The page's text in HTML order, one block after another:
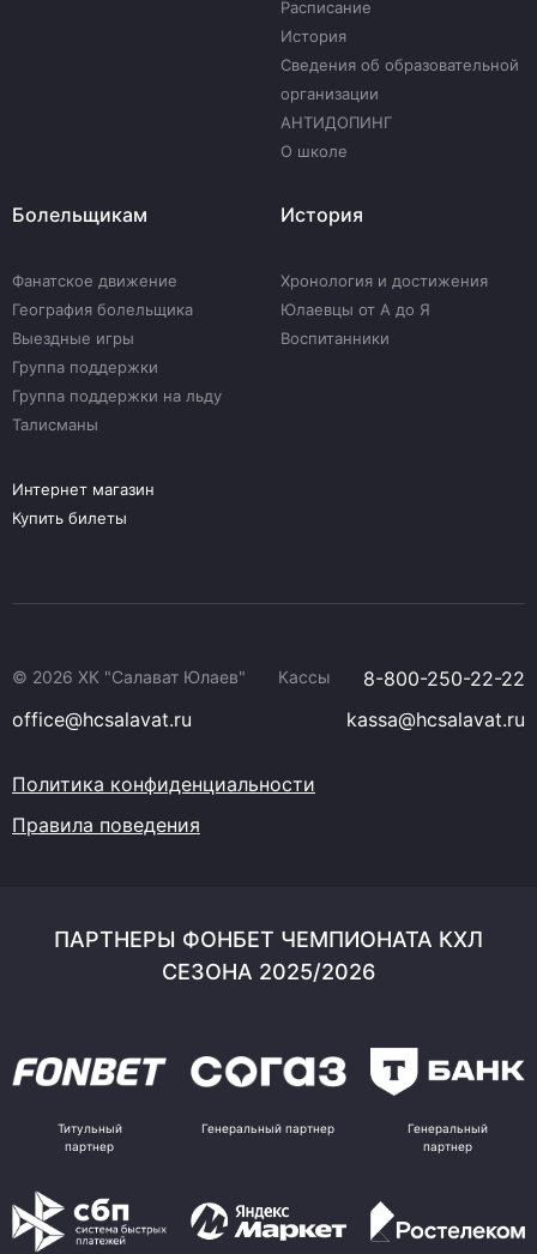
Расписание
История
Сведения об образовательной
организации
АНТИДОПИНГ
О школе
Болельщикам
Фанатское движение
География болельщика
Выездные игры
Группа поддержки
Группа поддержки на льду
Талисманы
История
Хронология и достижения
Юлаевцы от А до Я
Воспитанники
Интернет магазин
Купить билеты
© 2026 ХК "Салават Юлаев" Кассы
8-800-250-22-22
office@hcsalavat.ru
kassa@hcsalavat.ru
Политика конфиденциальности
Правила поведения
ПАРТНЕРЫ ФОНБЕТ ЧЕМПИОНАТА КХЛ
СЕЗОНА 2025/2026
Титульный
партнер
Генеральный партнер
Генеральный
партнер